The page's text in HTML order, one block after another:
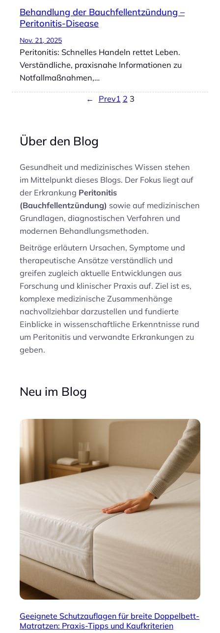
Behandlung der Bauchfellentzündung –
Peritonitis-Disease
Nov. 21, 2025
Peritonitis: Schnelles Handeln rettet Leben.
Verständliche, praxisnahe Informationen zu
Notfallmaßnahmen,…
← Prev1 2 3
Über den Blog
Gesundheit und medizinisches Wissen stehen
im Mittelpunkt dieses Blogs. Der Fokus liegt auf
der Erkrankung Peritonitis
(Bauchfellentzündung) sowie auf medizinischen
Grundlagen, diagnostischen Verfahren und
modernen Behandlungsmethoden.
Beiträge erläutern Ursachen, Symptome und
therapeutische Ansätze verständlich und
greifen zugleich aktuelle Entwicklungen aus
Forschung und klinischer Praxis auf. Ziel ist es,
komplexe medizinische Zusammenhänge
nachvollziehbar darzustellen und fundierte
Einblicke in wissenschaftliche Erkenntnisse rund
um Peritonitis und verwandte Erkrankungen zu
geben.
Neu im Blog
Geeignete Schutzauflagen für breite Doppelbett-
Matratzen: Praxis-Tipps und Kaufkriterien